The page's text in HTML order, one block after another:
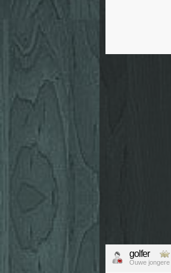
golfer
Ouwe jongere